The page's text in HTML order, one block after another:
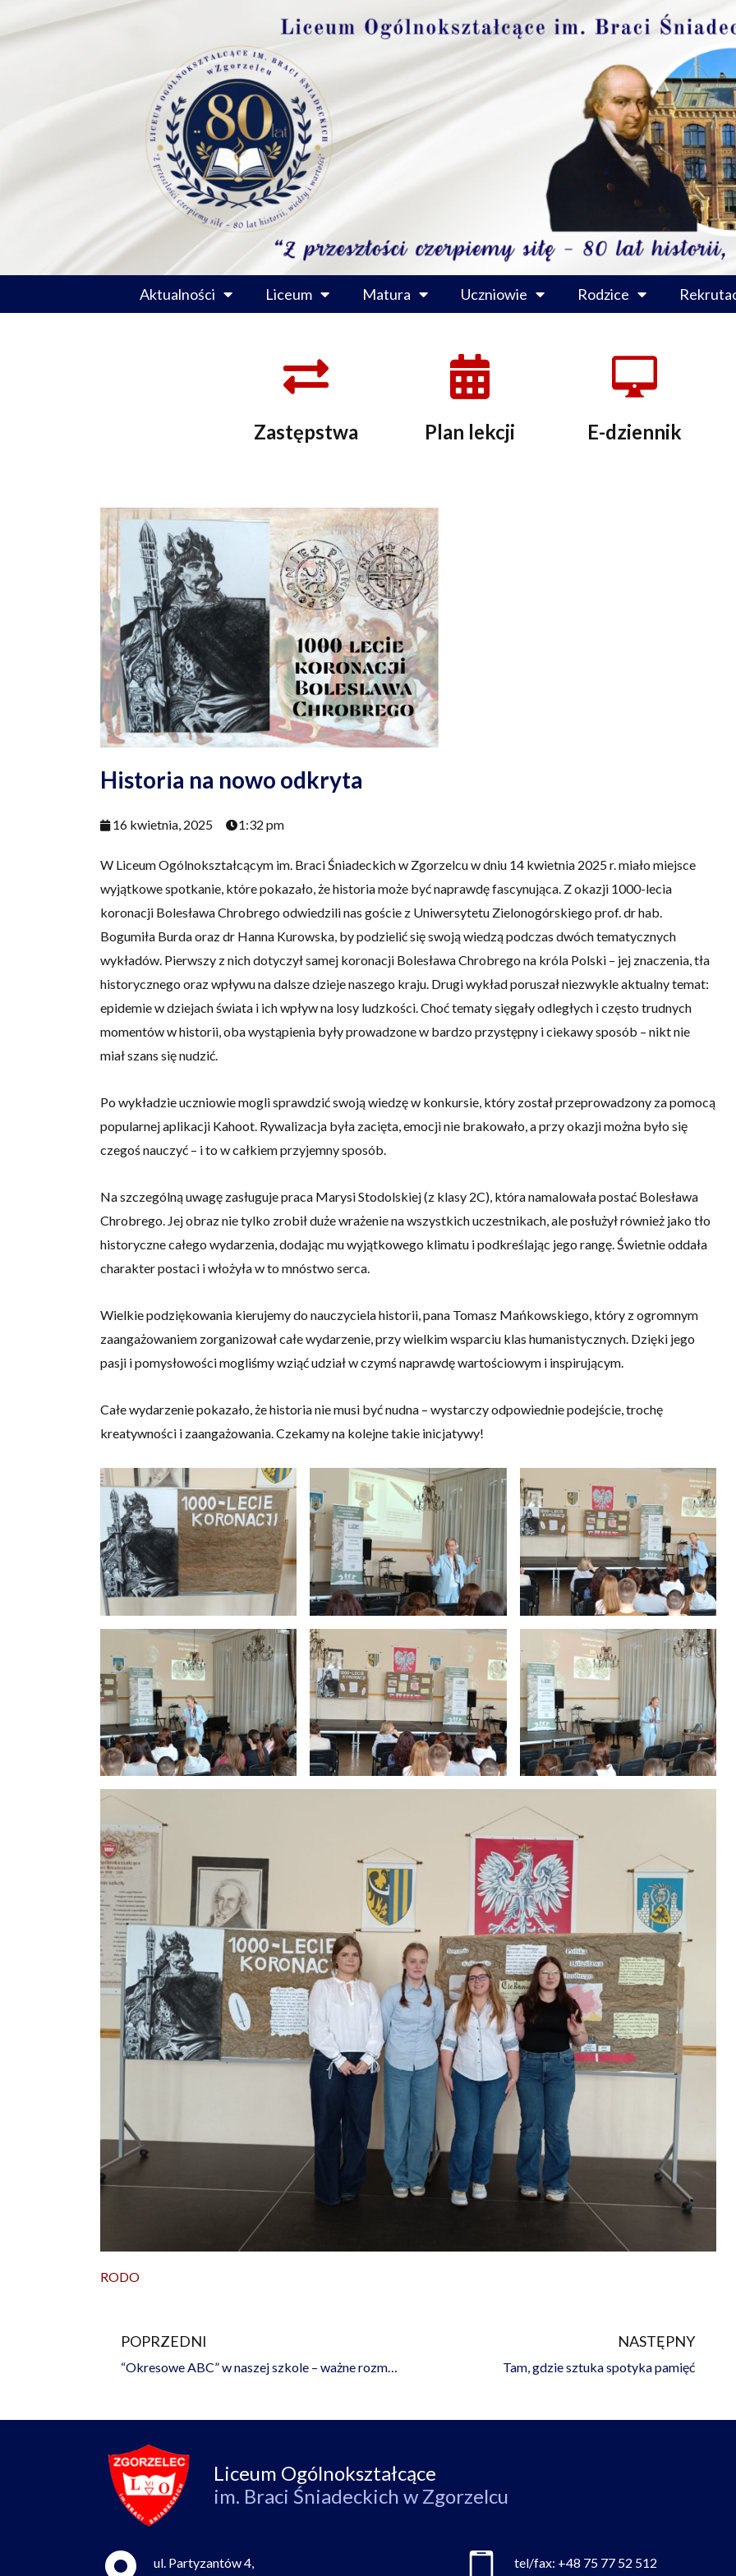
do
Aktualności Liceum Matura Uczniowie Rodzice
Zastępstwa Plan lekcji E-dziennik
Historia na nowo odkryta
16 kwietnia, 2025 1:32 pm
W Liceum Ogólnokształcącym im. Braci Śniadeckich w Zgorzelcu w dniu 14 kwietnia 2025 r. miało miejsce
wyjątkowe spotkanie, które pokazało, że historia może być naprawdę fascynująca. Z okazji 1000-lecia
koronacji Bolesława Chrobrego odwiedzili nas goście z Uniwersytetu Zielonogórskiego prof. dr hab.
Bogumiła Burda oraz dr Hanna Kurowska, by podzielić się swoją wiedzą podczas dwóch tematycznych
wykładów. Pierwszy z nich dotyczył samej koronacji Bolesława Chrobrego na króla Polski – jej znaczenia, tła
historycznego oraz wpływu na dalsze dzieje naszego kraju. Drugi wykład poruszał niezwykle aktualny temat:
epidemie w dziejach świata i ich wpływ na losy ludzkości. Choć tematy sięgały odległych i często trudnych
momentów w historii, oba wystąpienia były prowadzone w bardzo przystępny i ciekawy sposób – nikt nie
miał szans się nudzić.
Po wykładzie uczniowie mogli sprawdzić swoją wiedzę w konkursie, który został przeprowadzony za pomocą
popularnej aplikacji Kahoot. Rywalizacja była zacięta, emocji nie brakowało, a przy okazji można było się
czegoś nauczyć – i to w całkiem przyjemny sposób.
Na szczególną uwagę zasługuje praca Marysi Stodolskiej (z klasy 2C), która namalowała postać Bolesława
Chrobrego. Jej obraz nie tylko zrobił duże wrażenie na wszystkich uczestnikach, ale posłużył również jako tło
historyczne całego wydarzenia, dodając mu wyjątkowego klimatu i podkreślając jego rangę. Świetnie oddała
charakter postaci i włożyła w to mnóstwo serca.
Wielkie podziękowania kierujemy do nauczyciela historii, pana Tomasz Mańkowskiego, który z ogromnym
zaangażowaniem zorganizował całe wydarzenie, przy wielkim wsparciu klas humanistycznych. Dzięki jego
pasji i pomysłowości mogliśmy wziąć udział w czymś naprawdę wartościowym i inspirującym.
Całe wydarzenie pokazało, że historia nie musi być nudna – wystarczy odpowiednie podejście, trochę
kreatywności i zaangażowania. Czekamy na kolejne takie inicjatywy!
RODO
Prev
POPRZEDNI NASTĘPNY
Tam, gdzie sztuka spotyka pamięć
Liceum Ogólnokształcące
im. Braci Śniadeckich w Zgorzelcu
ul. Partyzantów 4, tel/fax: +48 75 77 52 512